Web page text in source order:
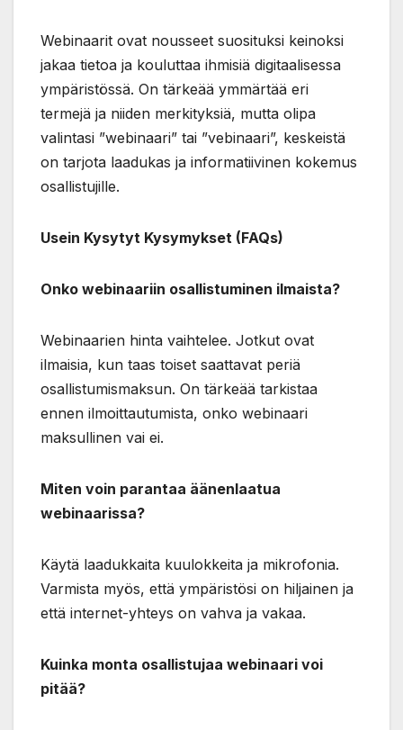
Webinaarit ovat nousseet suosituksi keinoksi
jakaa tietoa ja kouluttaa ihmisiä digitaalisessa
ympäristössä. On tärkeää ymmärtää eri
termejä ja niiden merkityksiä, mutta olipa
valintasi ”webinaari” tai ”vebinaari”, keskeistä
on tarjota laadukas ja informatiivinen kokemus
osallistujille.
Usein Kysytyt Kysymykset (FAQs)
Onko webinaariin osallistuminen ilmaista?
Webinaarien hinta vaihtelee. Jotkut ovat
ilmaisia, kun taas toiset saattavat periä
osallistumismaksun. On tärkeää tarkistaa
ennen ilmoittautumista, onko webinaari
maksullinen vai ei.
Miten voin parantaa äänenlaatua
webinaarissa?
Käytä laadukkaita kuulokkeita ja mikrofonia.
Varmista myös, että ympäristösi on hiljainen ja
että internet-yhteys on vahva ja vakaa.
Kuinka monta osallistujaa webinaari voi
pitää?